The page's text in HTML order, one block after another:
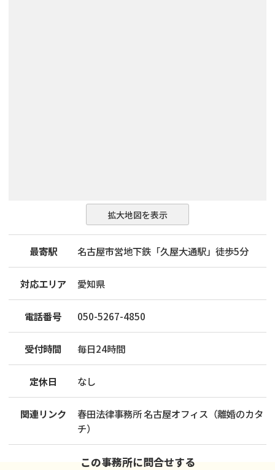
拡大地図を表示
最寄駅 名古屋市営地下鉄「久屋大通駅」徒歩5分
対応エリア 愛知県
電話番号 050-5267-4850
受付時間 毎日24時間
定休日 なし
関連リンク
春田法律事務所 名古屋オフィス（離婚のカタ
チ）
この事務所に問合せする